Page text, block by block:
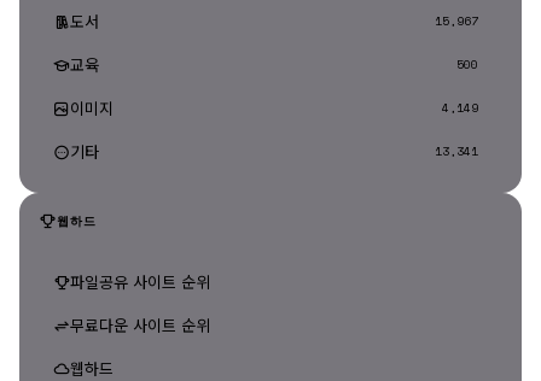
도서 15,967
교육 500
이미지 4,149
기타 13,341
웹하드
파일공유 사이트 순위
무료다운 사이트 순위
웹하드